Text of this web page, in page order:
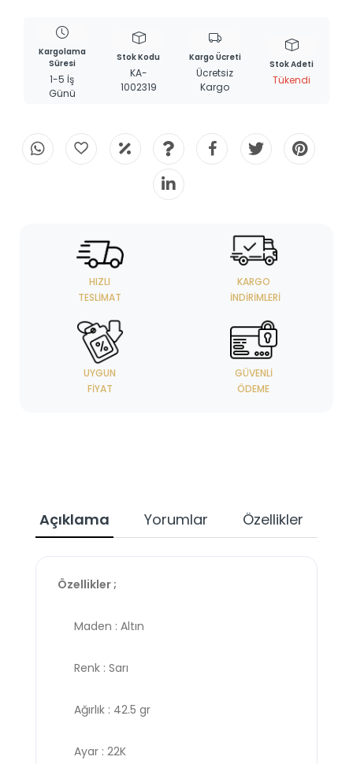
Kargolama
Süresi
1-5 İş
Günü
Stok Kodu
KA-
1002319
Kargo Ücreti
Ücretsiz
Kargo
Stok Adeti
Tükendi
HIZLI
TESLIMAT
KARGO
İNDIRIMLERI
UYGUN
FIYAT
GÜVENLI
ÖDEME
Açıklama Yorumlar Özellikler
Özellikler ;
Maden : Altın
Renk : Sarı
Ağırlık : 42.5 gr
Ayar : 22K